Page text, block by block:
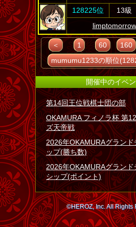
128225位
13級
＜ 1 60 160
mumumu1233の順位
開催中のイベ
第14回王位戦棋士団の部
OKAMURA フィノラ杯 第
ズ天帝戦
2026年OKAMURAグラン
ップ(勝ち数)
2026年OKAMURAグラン
シップ(ポイント)
©HEROZ, Inc. All Rights